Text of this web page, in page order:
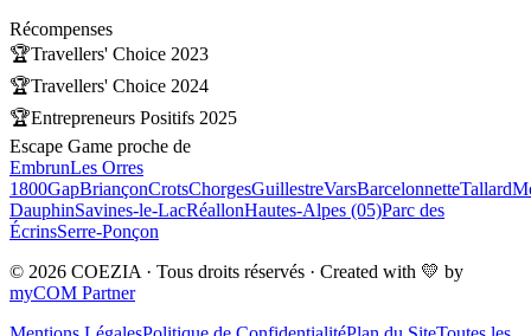
Récompenses
🏆Travellers' Choice 2023
🏆Travellers' Choice 2024
🏆Entrepreneurs Positifs 2025
Escape Game proche de
EmbrunLes Orres
1800GapBriançonCrotsChorgesGuillestreVarsBarcelonnetteTallard
DauphinSavines-le-LacRéallonHautes-Alpes (05)Parc des
ÉcrinsSerre-Ponçon
© 2026 COEZIA · Tous droits réservés · Created with 💛 by
myCOM Partner